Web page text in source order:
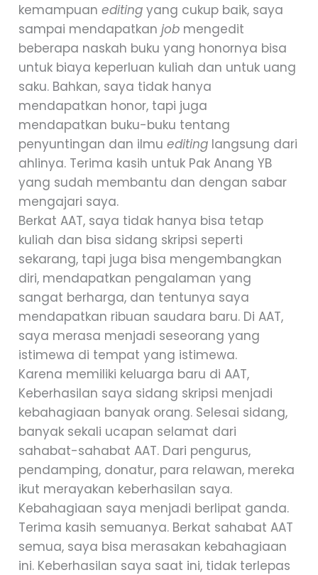
kemampuanediting yang cukup baik, saya
sampai mendapatkanjob mengedit
beberapa naskah buku yang honornya bisa
untuk biaya keperluan kuliah dan untuk uang
saku. Bahkan, saya tidak hanya
mendapatkan honor, tapi juga
mendapatkan buku-buku tentang
penyuntingan dan ilmuediting langsung dari
ahlinya. Terima kasih untuk Pak Anang YB
yang sudah membantu dan dengan sabar
mengajari saya.
Berkat AAT, saya tidak hanya bisa tetap
kuliah dan bisa sidang skripsi seperti
sekarang, tapi juga bisa mengembangkan
diri, mendapatkan pengalaman yang
sangat berharga, dan tentunya saya
mendapatkan ribuan saudara baru. Di AAT,
saya merasa menjadi seseorang yang
istimewa di tempat yang istimewa.
Karena memiliki keluarga baru di AAT,
Keberhasilan saya sidang skripsi menjadi
kebahagiaan banyak orang. Selesai sidang,
banyak sekali ucapan selamat dari
sahabat-sahabat AAT. Dari pengurus,
pendamping, donatur, para relawan, mereka
ikut merayakan keberhasilan saya.
Kebahagiaan saya menjadi berlipat ganda.
Terima kasih semuanya. Berkat sahabat AAT
semua, saya bisa merasakan kebahagiaan
ini. Keberhasilan saya saat ini, tidak terlepas